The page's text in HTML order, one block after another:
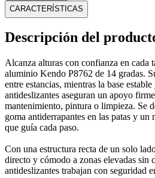
Función
mantenimiento,
uso doméstico o
Marca
Kendo
Medidas
Alto: 18.7 cm; Ancho:
cm
Modelo
Escalera Aluminio 14
Peso
5.6 Kg
Tipo
Escalera de aluminio
Mostrar más
CARACTERÍSTICAS
Descripción del
Alcanza alturas con confianza en cada
aluminio Kendo P8762 de 14 gradas.
entre estancias, mientras la base
antideslizantes aseguran un apoyo
mantenimiento, pintura o limpieza. Se
goma antiderrapantes en las patas y un
que guía cada paso.
Con una estructura recta de un solo
directo y cómodo a zonas elevadas sin
antideslizantes trabajan con seguridad